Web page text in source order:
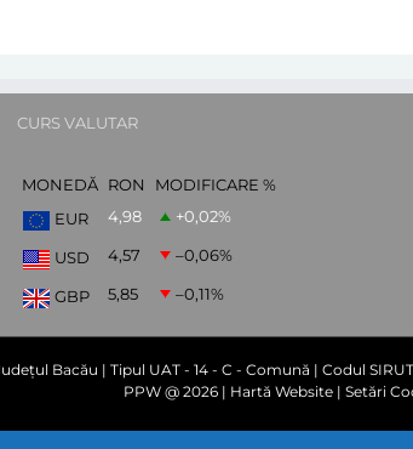
CURS VALUTAR
MONEDĂ RON
MODIFICARE %
EUR
4,98 +0,02%
USD 4,57 –0,06%
GBP 5,85 –0,11%
Bacău | Tipul UAT - 14 - C - Comună | Codul
PPW @ 2026 | Hartă Website| Setări